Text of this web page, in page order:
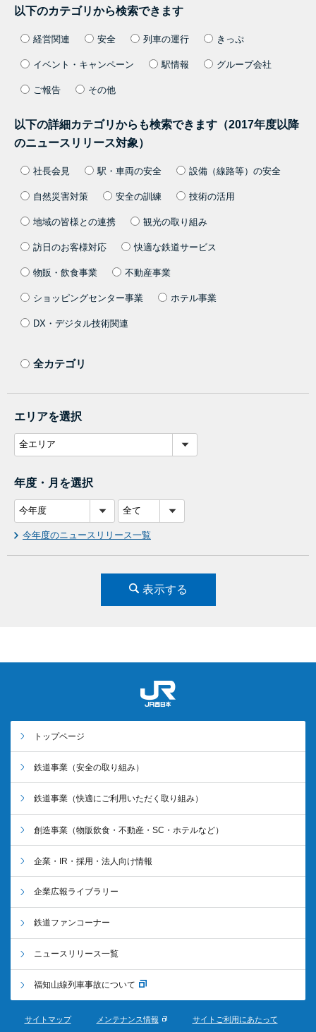
以下のカテゴリから検索できます
経営関連 安全 列車の運行 きっぷ
イベント・キャンペーン 駅情報 グループ会社
ご報告 その他
以下の詳細カテゴリからも検索できます（2017年度以降
のニュースリリース対象）
社長会見 駅・車両の安全 設備（線路等）の安全
自然災害対策 安全の訓練 技術の活用
地域の皆様との連携 観光の取り組み
訪日のお客様対応 快適な鉄道サービス
物販・飲食事業 不動産事業
ショッピングセンター事業 ホテル事業
DX・デジタル技術関連
全カテゴリ
エリアを選択
年度・月を選択
今年度のニュースリリース一覧
表示する
トップページ
鉄道事業 （安全の取り組み）
鉄道事業 （快適にご利用いただく取り組み）
創造事業 （物販飲食・不動産・SC・ホテルなど）
企業・IR・採用・法人向け情報
企業広報ライブラリー
鉄道ファンコーナー
ニュースリリース一覧
福知山線列車事故について
サイトマップ メンテナンス情報 サイトご利用にあたって